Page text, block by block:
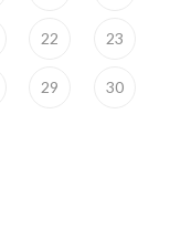
22 23
29 30